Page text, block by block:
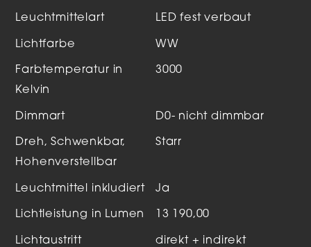
Leuchtmittelart LED fest verbaut
Lichtfarbe WW
Farbtemperatur in
Kelvin
3000
Dimmart D0- nicht dimmbar
Dreh, Schwenkbar,
Hohenverstellbar
Starr
Leuchtmittel inkludiert Ja
Lichtleistung in Lumen 13 190,00
Lichtaustritt direkt + indirekt